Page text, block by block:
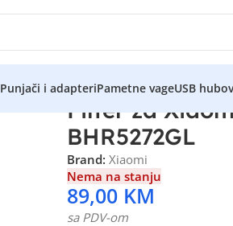
Punjači i adapteriPametne vageUSB
Filter za
BHR5272GL
Brand: Xiaomi
Nema na stanju
89,00 KM
sa PDV-om